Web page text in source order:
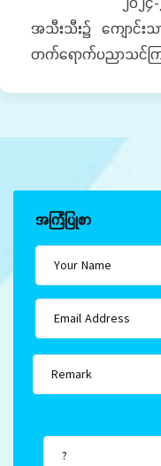
အသီးသီး၌ ကျောင်းသ
တက်ရောက်ပညာသင်က
အကြံပြုစာ